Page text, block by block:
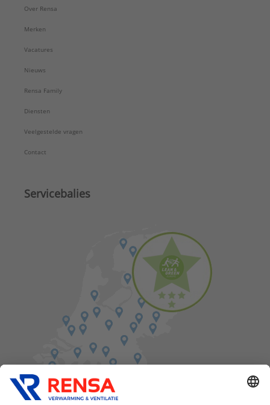
Over Rensa
Merken
Vacatures
Nieuws
Rensa Family
Diensten
Veelgestelde vragen
Contact
Servicebalies